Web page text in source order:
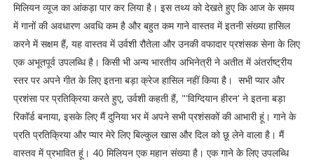
मिलियन व्यूज का आंकड़ा पार कर लिया है। इस तथ्य को देखते हुए कि आज के समय
में गानों की अवधारण अवधि कम है और बहुत कम गाने वास्तव में इतनी संख्या हासिल
करने में सक्षम हैं, यह वास्तव में उर्वशी रौतेला और उनकी वफादार प्रशंसक सेना के लिए
एक अभूतपूर्व उपलब्धि है। किसी भी अन्य भारतीय अभिनेत्री ने अतीत में अंतर्राष्ट्रीय
स्तर पर अपने गीत के लिए इतना बड़ा क्रेज हासिल नहीं किया है। सभी प्यार और
प्रशंसा पर प्रतिक्रिया करते हुए, उर्वशी कहती हैं, "'विग्दियान हीरन' ने इतना बड़ा
रिकॉर्ड बनाया, इसके लिए मैं दुनिया भर में अपने सभी प्रशंसकों की आभारी हूं। गाने के
प्रति प्रतिक्रिया और प्यार मेरे लिए बिल्कुल खास और दिल को छू लेने वाला है। मैं
वास्तव में प्रभावित हूं। 40 मिलियन एक महान संख्या है। एक गाने के लिए उपलब्धि